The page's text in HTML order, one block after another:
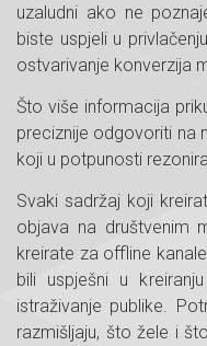
uzaludni ako ne
biste uspjeli u
ostvarivanje konverzija
Što više informacija
preciznije odgovoriti na
koji u potpunosti
Svaki sadržaj koji
objava na društvenim
kreirate za offline
bili uspješni u
istraživanje publike.
razmišljaju, što žele i